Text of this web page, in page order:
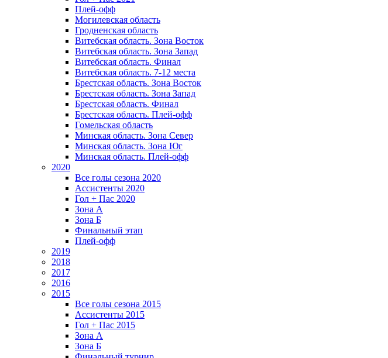
Плей-офф
Могилевская область
Гродненская область
Витебская область. Зона Восток
Витебская область. Зона Запад
Витебская область. Финал
Витебская область. 7-12 места
Брестская область. Зона Восток
Брестская область. Зона Запад
Брестская область. Финал
Брестская область. Плей-офф
Гомельская область
Минская область. Зона Север
Минская область. Зона Юг
Минская область. Плей-офф
2020
Все голы сезона 2020
Ассистенты 2020
Гол + Пас 2020
Зона А
Зона Б
Финальный этап
Плей-офф
2019
2018
2017
2016
2015
Все голы сезона 2015
Ассистенты 2015
Гол + Пас 2015
Зона А
Зона Б